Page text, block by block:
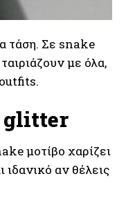
τάση. Σε snake
με όλα,
glitter
μοτίβο χαρίζει
αν θέλεις